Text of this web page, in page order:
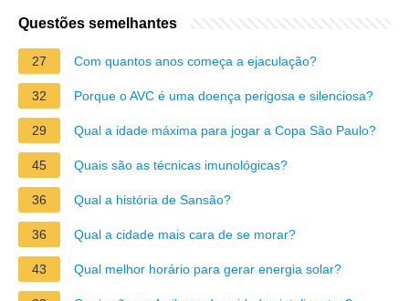
Questões semelhantes
27 Com quantos anos começa a ejaculação?
32 Porque o AVC é uma doença perigosa e silenciosa?
29 Qual a idade máxima para jogar a Copa São Paulo?
45 Quais são as técnicas imunológicas?
36 Qual a história de Sansão?
36 Qual a cidade mais cara de se morar?
43 Qual melhor horário para gerar energia solar?